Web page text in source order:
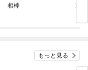
相棒
京
もっと見る